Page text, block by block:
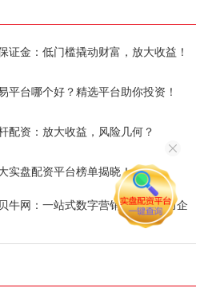
证金：低门槛撬动财富，放大收益！
平台哪个好？精选平台助你投资！
配资：放大收益，风险几何？
实盘配资平台榜单揭晓！
牛网：一站式数字营销平台，助力企